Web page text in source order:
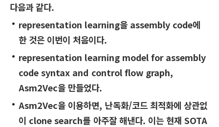
다음과 같다.
representation learning을 assembly code에
한 것은 이번이 처음이다.
representation learning model for assembly
code syntax and control flow graph,
Asm2Vec을 만들었다.
Asm2Vec을 이용하면, 난독화/코드 최적화에 상관없
이 clone search를 아주잘 해낸다. 이는 현재 SOTA